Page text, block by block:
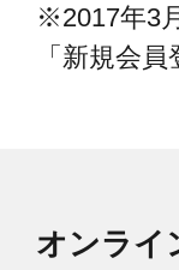
※2017年3
「新規会
オンライ